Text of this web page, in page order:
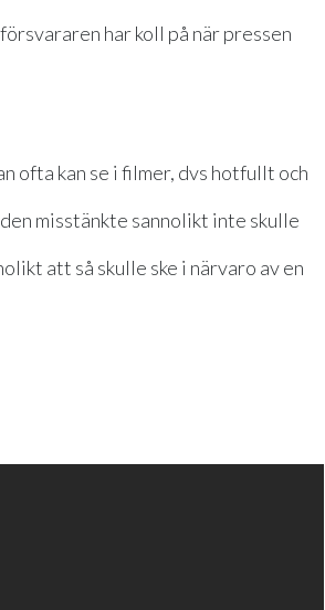
har koll på när pressen
ofta kan se i filmer, dvs hotfullt och
misstänkte sannolikt inte skulle
att så skulle ske i närvaro av en